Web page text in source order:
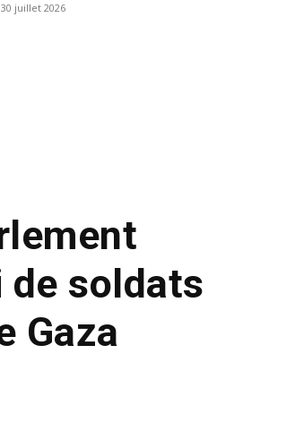
30 juillet 2026